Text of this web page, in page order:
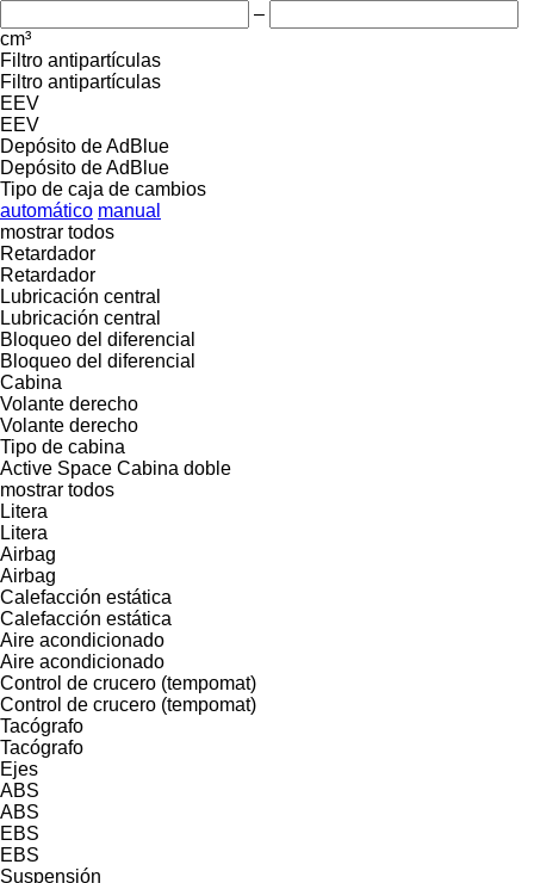
–
cm³
Filtro antipartículas
Filtro antipartículas
EEV
EEV
Depósito de AdBlue
Depósito de AdBlue
Tipo de caja de cambios
automático manual
mostrar todos
Retardador
Retardador
Lubricación central
Lubricación central
Bloqueo del diferencial
Bloqueo del diferencial
Cabina
Volante derecho
Volante derecho
Tipo de cabina
Active Space Cabina doble
mostrar todos
Litera
Litera
Airbag
Airbag
Calefacción estática
Calefacción estática
Aire acondicionado
Aire acondicionado
Control de crucero (tempomat)
Control de crucero (tempomat)
Tacógrafo
Tacógrafo
Ejes
ABS
ABS
EBS
EBS
Suspensión